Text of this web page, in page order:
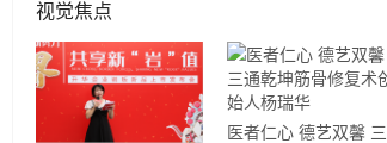
视觉焦点
医者仁心 德艺双馨 三